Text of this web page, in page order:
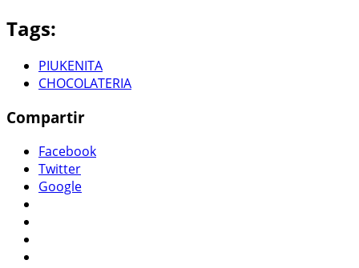
Tags:
PIUKENITA
CHOCOLATERIA
Compartir
Facebook
Twitter
Google